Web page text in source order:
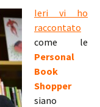
Ieri vi ho
raccontato
come le
Personal
Book
Shopper
siano